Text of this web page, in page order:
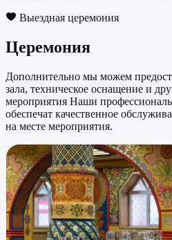
Выездная церемония
Церемония
Дополнительно мы можем
зала, техническое оснащение и
мероприятия Наши
обеспечат качественное
на месте мероприятия.